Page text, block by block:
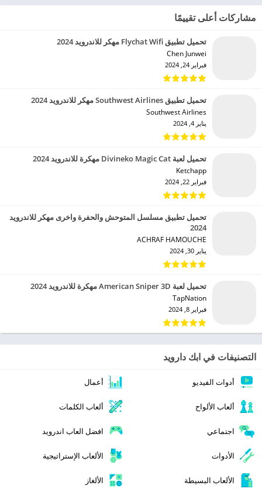
مشاركات أعلى تقييمًا
تحميل تطبيق Flychat Wifi مهكر للاندرويد 2024
Chen Junwei‏
فبراير 24, 2024
تحميل تطبيق Southwest Airlines مهكر للاندرويد 2024
Southwest Airlines‏
يناير 4, 2024
تحميل لعبة Divineko Magic Cat مهكرة للاندرويد 2024
Ketchapp‏
فبراير 22, 2024
تحميل تطبيق مسلسل المتوحش والحفرة واخرى مهكر للاندرويد
2024
ACHRAF HAMOUCHE‏
يناير 30, 2024
تحميل لعبة American Sniper 3D مهكرة للاندرويد 2024
TapNation‏
فبراير 8, 2024
التصنيفات في ابك دارويد
أدوات الفيديو أعمال
ألعاب الألواح ألعاب الكلمات
اجتماعي افضل العاب اندرويد
الأدوات الألعاب الإستراتيجية
الألعاب البسيطة الألغاز